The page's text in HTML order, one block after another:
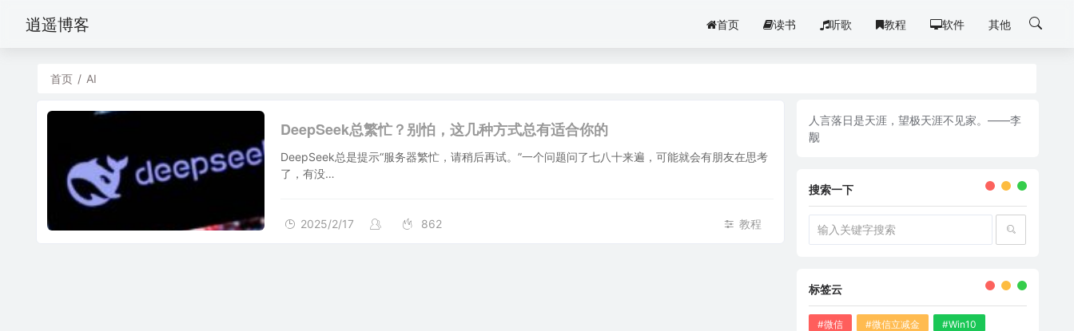
逍遥博客 首页 读书 听歌 教程 软件 其他
首页 / AI
DeepSeek总繁忙？别怕，这几种方式总有适合你的
DeepSeek总是提示“服务器繁忙，请稍后再试。”一个问题问了七八十来遍，可能就会有朋友在思考
了，有没…
教程
2025/2/17 862
人言落日是天涯，望极天涯不见家。——李
觏
搜索一下
标签云
#微信 #微信立减金
#Win10